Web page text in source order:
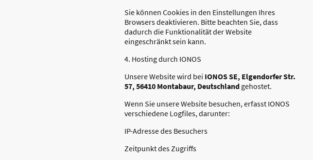
Sie können Cookies in den Einstellungen Ihres
Browsers deaktivieren. Bitte beachten Sie, dass
dadurch die Funktionalität der Website
eingeschränkt sein kann.
4. Hosting durch IONOS
Unsere Website wird bei IONOS SE, Elgendorfer Str.
57, 56410 Montabaur, Deutschland gehostet.
Wenn Sie unsere Website besuchen, erfasst IONOS
verschiedene Logfiles, darunter:
IP-Adresse des Besuchers
Zeitpunkt des Zugriffs